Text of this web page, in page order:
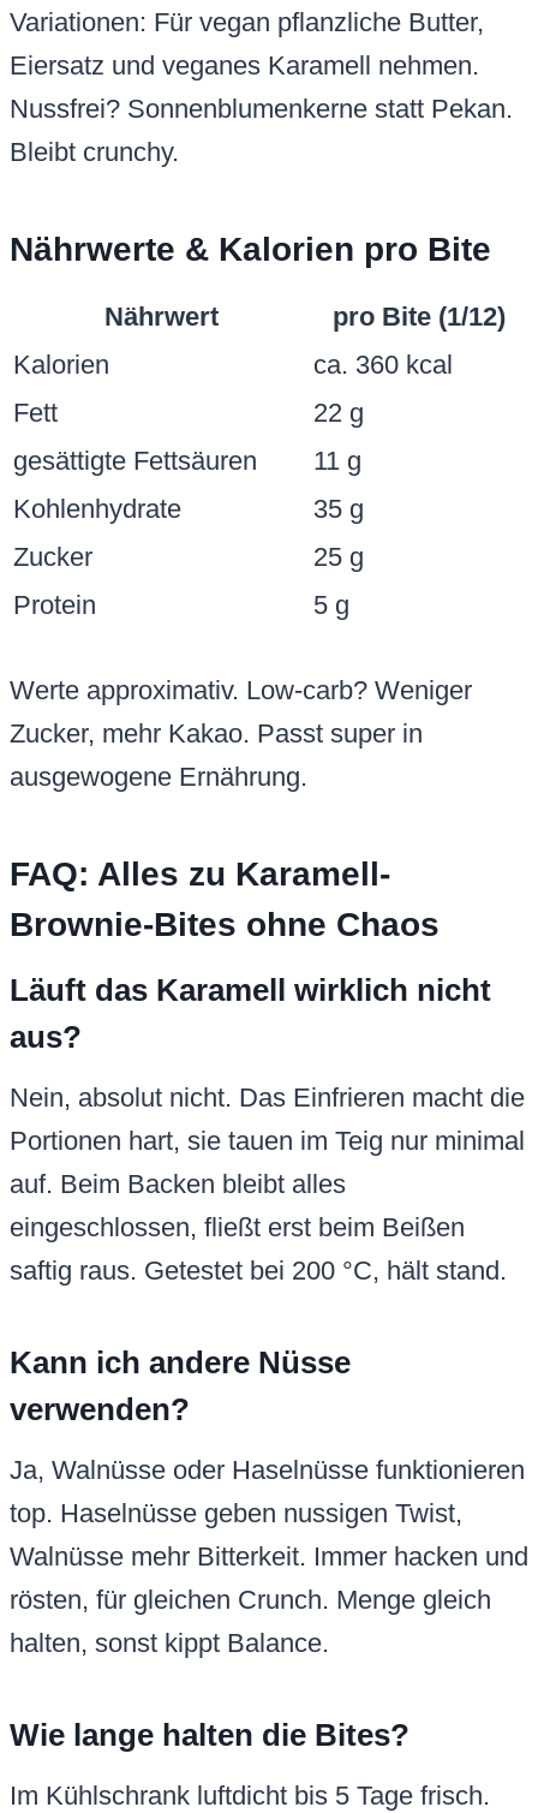
Variationen: Für vegan pflanzliche Butter,
Eiersatz und veganes Karamell nehmen.
Nussfrei? Sonnenblumenkerne statt Pekan.
Bleibt crunchy.
Nährwerte & Kalorien pro Bite
Nährwert
pro Bite (1/12)
Kalorien
ca. 360 kcal
Fett
22 g
gesättigte Fettsäuren
11 g
Kohlenhydrate
35 g
Zucker
25 g
Protein
5 g
Werte approximativ. Low-carb? Weniger
Zucker, mehr Kakao. Passt super in
ausgewogene Ernährung.
FAQ: Alles zu Karamell-
Brownie-Bites ohne Chaos
Läuft das Karamell wirklich nicht
aus?
Nein, absolut nicht. Das Einfrieren macht die
Portionen hart, sie tauen im Teig nur minimal
auf. Beim Backen bleibt alles
eingeschlossen, fließt erst beim Beißen
saftig raus. Getestet bei 200 °C, hält stand.
Kann ich andere Nüsse
verwenden?
Ja, Walnüsse oder Haselnüsse funktionieren
top. Haselnüsse geben nussigen Twist,
Walnüsse mehr Bitterkeit. Immer hacken und
rösten, für gleichen Crunch. Menge gleich
halten, sonst kippt Balance.
Wie lange halten die Bites?
Im Kühlschrank luftdicht bis 5 Tage frisch.